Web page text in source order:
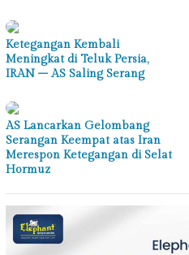
Ketegangan Kembali
Meningkat di Teluk Persia,
IRAN – AS Saling Serang
AS Lancarkan Gelombang
Serangan Keempat atas Iran
Merespon Ketegangan di Selat
Hormuz